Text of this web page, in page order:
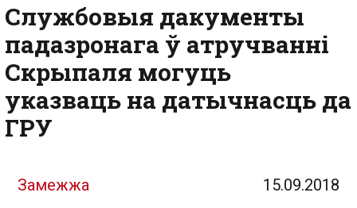
Службовыя дакументы
падазронага ў атручванні
Скрыпаля могуць
указваць на датычнасць да
ГРУ
Замежжа 15.09.2018